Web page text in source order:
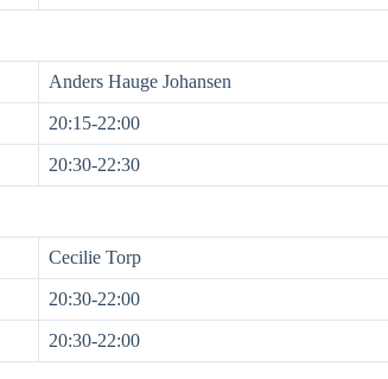
Anders Hauge Johansen
20:15-22:00
20:30-22:30
Cecilie Torp
20:30-22:00
20:30-22:00